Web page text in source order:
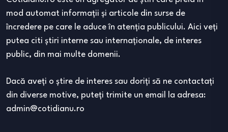
mod automat informaţii şi articole din surse de
încredere pe care le aduce în atenţia publicului. Aici veţi
putea citi ştiri interne sau internaţionale, de interes
public, din mai multe domenii.
Dacă aveţi o ştire de interes sau doriţi să ne contactaţi
din diverse motive, puteţi trimite un email la adresa:
admin@cotidianu.ro